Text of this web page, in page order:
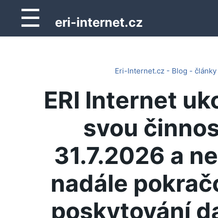
☰ eri-internet.cz
Eri-Internet.cz - Blog - články
ERI Internet
svou
31.7.2026 a
nadále
poskytování